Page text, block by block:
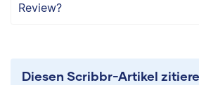
Review?
Diesen Scribbr-Artikel